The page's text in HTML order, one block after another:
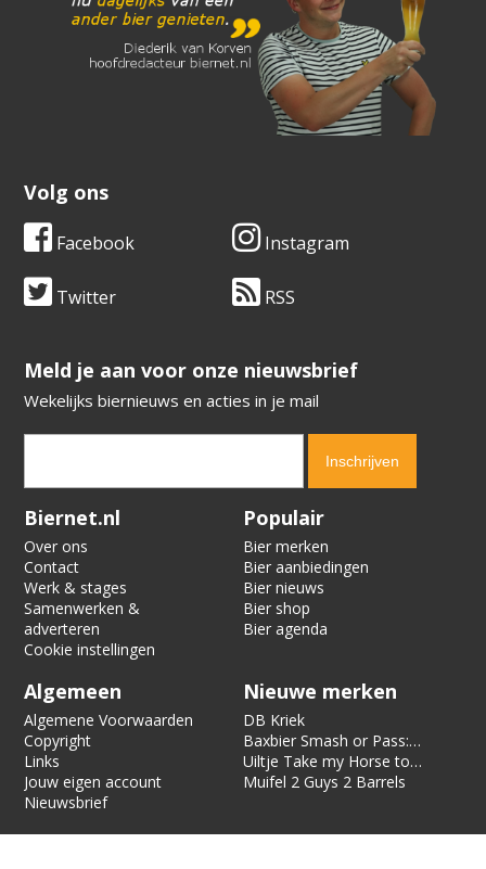
Volg ons
Facebook Instagram
Twitter RSS
​​​​​​​Meld je aan voor onze nieuwsbrief
Wekelijks biernieuws en acties in je mail
Verification code:
Biernet.nl
Over ons
Contact
Werk & stages
Samenwerken &
adverteren
Cookie instellingen
Populair
Bier merken
Bier aanbiedingen
Bier nieuws
Bier shop
Bier agenda
Algemeen
Algemene Voorwaarden
Copyright
Links
Jouw eigen account
Nieuwsbrief
Nieuwe merken
DB Kriek
Baxbier Smash or Pass:
Strata
Uiltje Take my Horse to
the Hotel Room
Muifel 2 Guys 2 Barrels